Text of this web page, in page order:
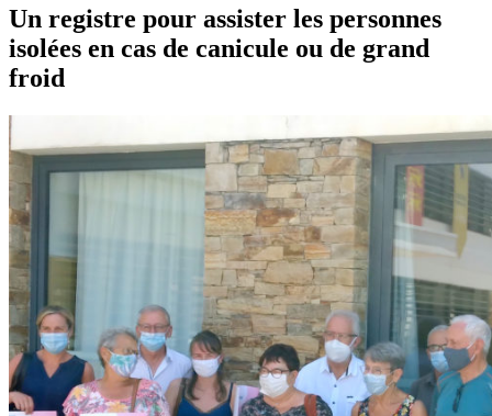
Un registre pour assister les personnes
isolées en cas de canicule ou de grand
froid